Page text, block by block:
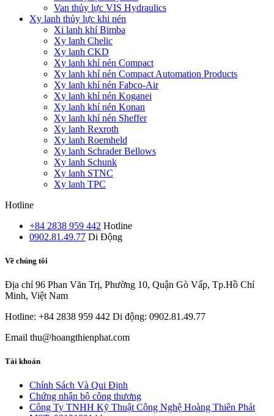
Van thủy lực VIS Hydraulics
Xy lanh thủy lực khi nén
Xi lanh khí Bimba
Xy lanh Chelic
Xy lanh CKD
Xy lanh khí nén Compact
Xy lanh khí nén Compact Automation Products
Xy lanh khí nén Fabco-Air
Xy lanh khí nén Koganei
Xy lanh khí nén Konan
Xy lanh khí nén Sheffer
Xy lanh Rexroth
Xy lanh Roemheld
Xy lanh Schrader Bellows
Xy lanh Schunk
Xy lanh STNC
Xy lanh TPC
Hotline
+84 2838 959 442 Hotline
0902.81.49.77 Di Động
Về chúng tôi
Địa chỉ 96 Phan Văn Trị, Phường 10, Quận Gò Vấp, Tp.Hồ Chí
Minh, Việt Nam
Hotline: +84 2838 959 442 Di động: 0902.81.49.77
Email thu@hoangthienphat.com
Tài khoản
Chính Sách Và Qui Định
Chứng nhận bộ công thương
Công Ty TNHH Kỹ Thuật Công Nghệ Hoàng Thiên Phát